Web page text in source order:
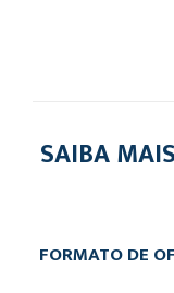
SAIBA
FORMATO DE